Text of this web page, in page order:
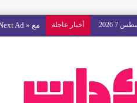
7 2026 أخبار عاجلة مع « The Next Ad » ، إنوي يُسند حملته الإعلانية المقبلة إلى الشباب المغربي